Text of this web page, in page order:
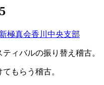
新極真会香川中央支部
ィバルの振り替え稽古。
もらう稽古。